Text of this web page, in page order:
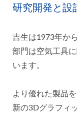
研究開発と設
吉生は1973年か
部門は空気工具
います。
より優れた製品
新の3Dグラフィ